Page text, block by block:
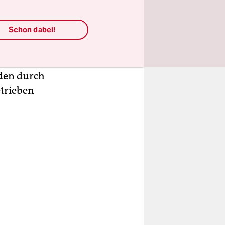
kann
durch
Schon dabei!